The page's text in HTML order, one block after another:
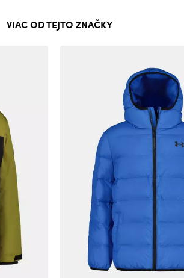
VIAC OD TEJTO ZNAČKY